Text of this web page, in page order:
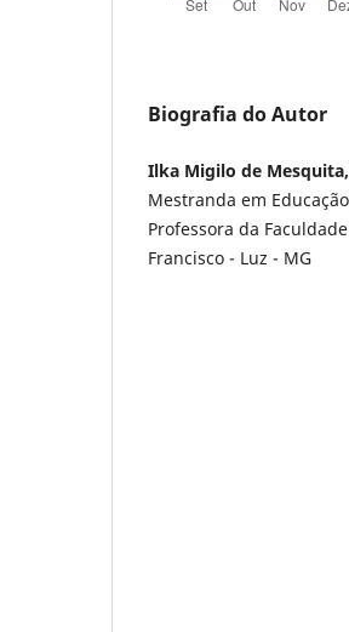
Biografia do Autor
Ilka Migilo de
Mestranda em
Professora da
Francisco - Luz - MG